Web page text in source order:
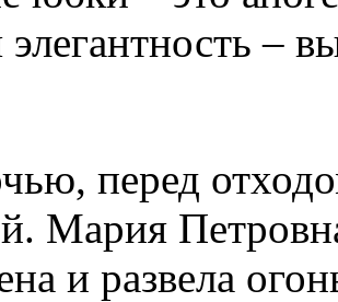
–
перед
Мария
и развела